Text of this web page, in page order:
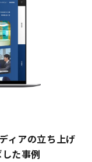
ィアの立ち上げ
た事例